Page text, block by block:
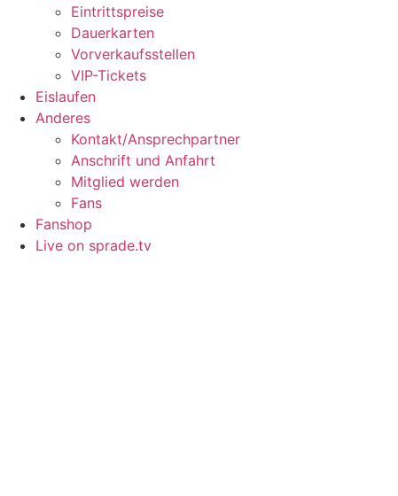
Eintrittspreise
Dauerkarten
Vorverkaufsstellen
VIP-Tickets
Eislaufen
Anderes
Kontakt/Ansprechpartner
Anschrift und Anfahrt
Mitglied werden
Fans
Fanshop
Live on sprade.tv